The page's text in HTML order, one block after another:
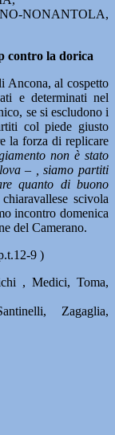
contro la dorica
Ancona, al cospetto
e determinati nel
se si escludono i
col piede giusto
la forza di replicare
non è stato
– , siamo partiti
quanto di buono
scivola
incontro domenica
del Camerano.
9 )
, Medici, Toma,
Zagaglia,